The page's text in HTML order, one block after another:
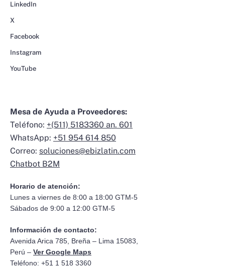
LinkedIn
X
Facebook
Instagram
YouTube
Mesa de Ayuda a Proveedores:
Teléfono: +(511) 5183360 an. 601
WhatsApp: +51 954 614 850
Correo: soluciones@ebizlatin.com
Chatbot B2M
Horario de atención:
Lunes a viernes de 8:00 a 18:00 GTM-5
Sábados de 9:00 a 12:00 GTM-5
Información de contacto:
Avenida Arica 785, Breña – Lima 15083,
Perú – Ver Google Maps
Teléfono: +51 1 518 3360